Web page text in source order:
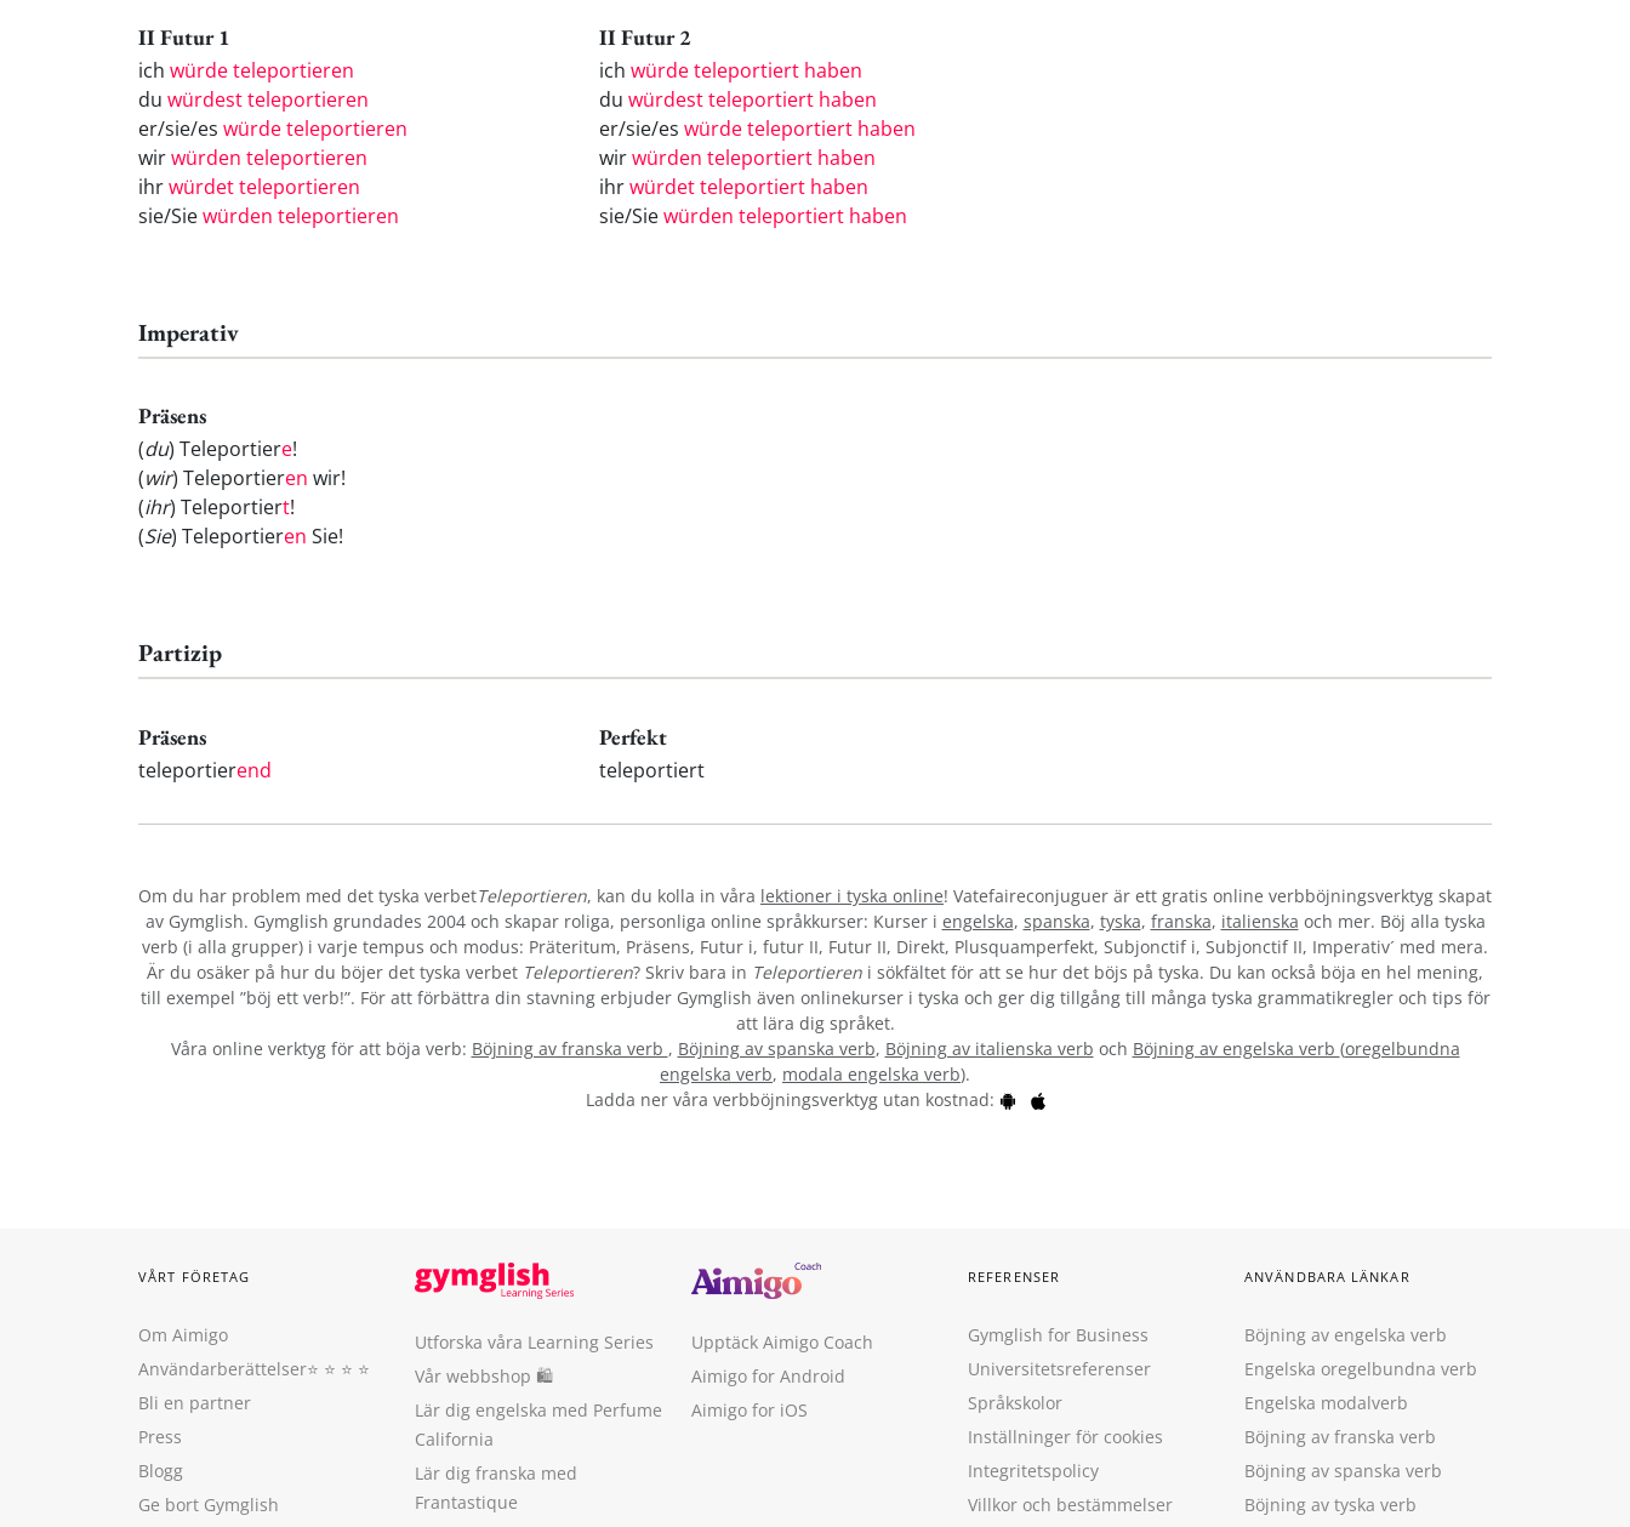
II Futur 1
ich würde teleportieren
du würdest teleportieren
er/sie/es würde teleportieren
wirwürden teleportieren
ihrwürdet teleportieren
sie/Siewürden teleportieren
II Futur 2
ich würde teleportiert haben
du würdest teleportiert haben
er/sie/es würde teleportiert haben
wirwürden teleportiert haben
ihrwürdet teleportiert haben
sie/Siewürden teleportiert haben
Imperativ
Präsens
(du) Teleportiere!
(wir) Teleportieren wir!
(ihr) Teleportiert!
(Sie) Teleportieren Sie!
Partizip
Präsens
teleportierend
Perfekt
teleportiert
Om du har problem med det tyska verbetTeleportieren, kan du kolla in våra lektioner i tyska online! Vatefaireconjuguer är ett gratis online verbböjningsverktyg skapat
av Gymglish. Gymglish grundades 2004 och skapar roliga, personliga online språkkurser: Kurser i engelska, spanska, tyska, franska, italienska och mer. Böj alla tyska
verb (i alla grupper) i varje tempus och modus: Präteritum, Präsens, Futur i, futur II, Futur II, Direkt, Plusquamperfekt, Subjonctif i, Subjonctif II, Imperativ´ med mera.
Är du osäker på hur du böjer det tyska verbet Teleportieren? Skriv bara in Teleportieren i sökfältet för att se hur det böjs på tyska. Du kan också böja en hel mening,
till exempel ”böj ett verb!”. För att förbättra din stavning erbjuder Gymglish även onlinekurser i tyska och ger dig tillgång till många tyska grammatikregler och tips för
att lära dig språket.
Våra online verktyg för att böja verb: Böjning av franska verb , Böjning av spanska verb, Böjning av italienska verb och Böjning av engelska verb (oregelbundna
engelska verb, modala engelska verb).
Ladda ner våra verbböjningsverktyg utan kostnad:
VÅRT FÖRETAG
Om Aimigo
Användarberättelser⭐️ ⭐️ ⭐️ ⭐️
Bli en partner
Press
Blogg
Ge bort Gymglish
Utforska våra Learning Series
Vår webbshop 🛍
Lär dig engelska med Perfume
California
Lär dig franska med
Frantastique
Upptäck Aimigo Coach
Aimigo for Android
Aimigo for iOS
REFERENSER
Gymglish for Business
Universitetsreferenser
Språkskolor
Inställninger för cookies
Integritetspolicy
Villkor och bestämmelser
ANVÄNDBARA LÄNKAR
Böjning av engelska verb
Engelska oregelbundna verb
Engelska modalverb
Böjning av franska verb
Böjning av spanska verb
Böjning av tyska verb